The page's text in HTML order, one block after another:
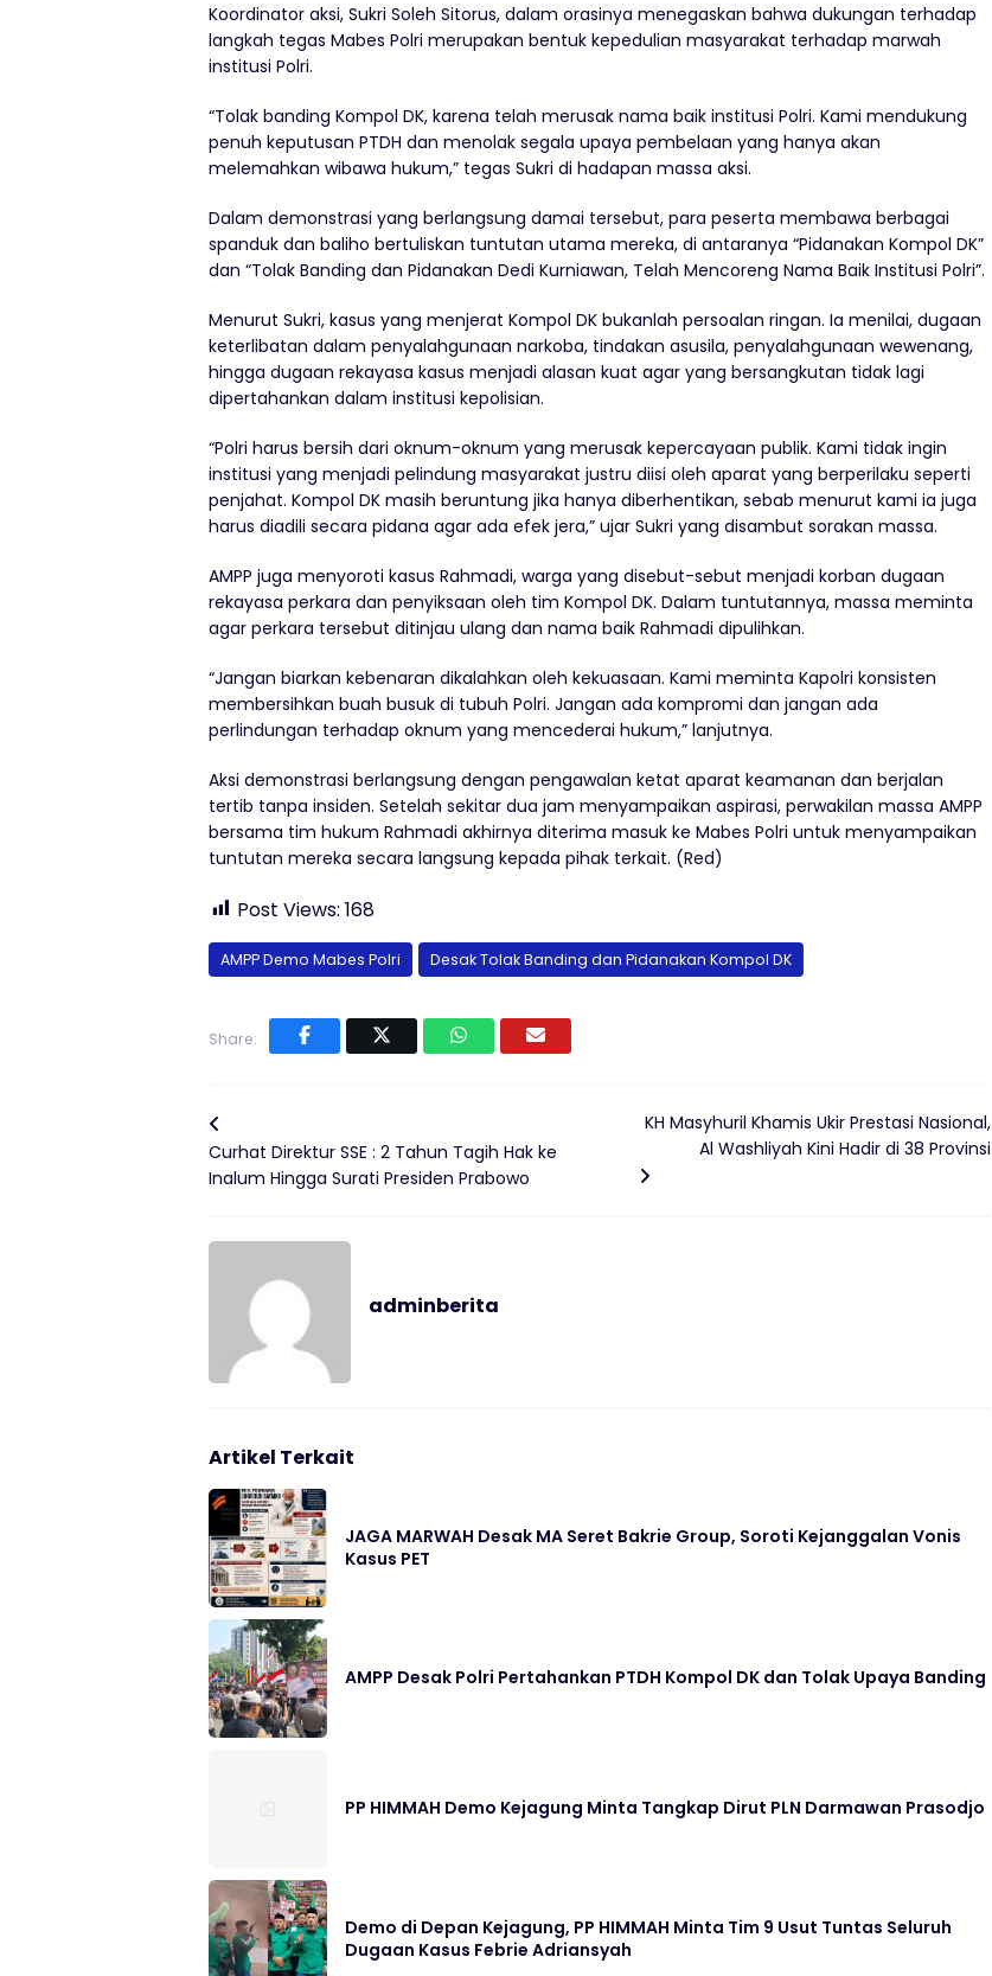
Koordinator aksi, Sukri Soleh Sitorus, dalam orasinya menegaskan bahwa dukungan terhadap
langkah tegas Mabes Polri merupakan bentuk kepedulian masyarakat terhadap marwah
institusi Polri.
“Tolak banding Kompol DK, karena telah merusak nama baik institusi Polri. Kami mendukung
penuh keputusan PTDH dan menolak segala upaya pembelaan yang hanya akan
melemahkan wibawa hukum,” tegas Sukri di hadapan massa aksi.
Dalam demonstrasi yang berlangsung damai tersebut, para peserta membawa berbagai
spanduk dan baliho bertuliskan tuntutan utama mereka, di antaranya “Pidanakan Kompol DK”
dan “Tolak Banding dan Pidanakan Dedi Kurniawan, Telah Mencoreng Nama Baik Institusi Polri”.
Menurut Sukri, kasus yang menjerat Kompol DK bukanlah persoalan ringan. Ia menilai, dugaan
keterlibatan dalam penyalahgunaan narkoba, tindakan asusila, penyalahgunaan wewenang,
hingga dugaan rekayasa kasus menjadi alasan kuat agar yang bersangkutan tidak lagi
dipertahankan dalam institusi kepolisian.
“Polri harus bersih dari oknum-oknum yang merusak kepercayaan publik. Kami tidak ingin
institusi yang menjadi pelindung masyarakat justru diisi oleh aparat yang berperilaku seperti
penjahat. Kompol DK masih beruntung jika hanya diberhentikan, sebab menurut kami ia juga
harus diadili secara pidana agar ada efek jera,” ujar Sukri yang disambut sorakan massa.
AMPP juga menyoroti kasus Rahmadi, warga yang disebut-sebut menjadi korban dugaan
rekayasa perkara dan penyiksaan oleh tim Kompol DK. Dalam tuntutannya, massa meminta
agar perkara tersebut ditinjau ulang dan nama baik Rahmadi dipulihkan.
“Jangan biarkan kebenaran dikalahkan oleh kekuasaan. Kami meminta Kapolri konsisten
membersihkan buah busuk di tubuh Polri. Jangan ada kompromi dan jangan ada
perlindungan terhadap oknum yang mencederai hukum,” lanjutnya.
Aksi demonstrasi berlangsung dengan pengawalan ketat aparat keamanan dan berjalan
tertib tanpa insiden. Setelah sekitar dua jam menyampaikan aspirasi, perwakilan massa AMPP
bersama tim hukum Rahmadi akhirnya diterima masuk ke Mabes Polri untuk menyampaikan
tuntutan mereka secara langsung kepada pihak terkait. (Red)
Post Views: 168
AMPP Demo Mabes Polri Desak Tolak Banding dan Pidanakan Kompol DK
Share:
Curhat Direktur SSE : 2 Tahun Tagih Hak ke
Inalum Hingga Surati Presiden Prabowo
KH Masyhuril Khamis Ukir Prestasi Nasional,
Al Washliyah Kini Hadir di 38 Provinsi
adminberita
Artikel Terkait
JAGA MARWAH Desak MA Seret Bakrie Group, Soroti Kejanggalan Vonis
Kasus PET
AMPP Desak Polri Pertahankan PTDH Kompol DK dan Tolak Upaya Banding
PP HIMMAH Demo Kejagung Minta Tangkap Dirut PLN Darmawan Prasodjo
Demo di Depan Kejagung, PP HIMMAH Minta Tim 9 Usut Tuntas Seluruh
Dugaan Kasus Febrie Adriansyah